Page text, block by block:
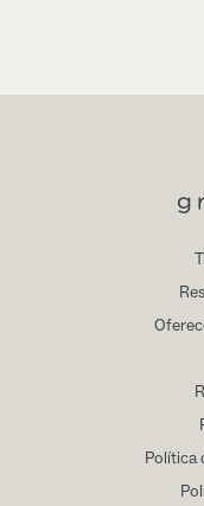
Política